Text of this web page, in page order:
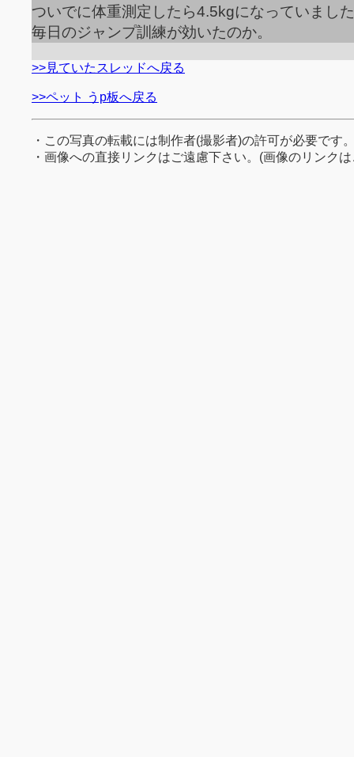
ついでに体重測定したら4.5kgになっていまし
毎日のジャンプ訓練が効いたのか。
>>見ていたスレッドへ戻る
>>ペット うp板へ戻る
・この写真の転載には制作者(撮影者)の許可が必要です
・画像への直接リンクはご遠慮下さい。(画像のリンク